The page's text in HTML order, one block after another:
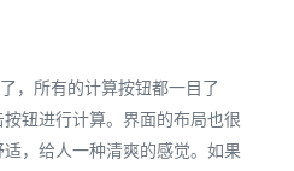
，所有的计算按钮都一目了
钮进行计算。界面的布局也很
，给人一种清爽的感觉。如果